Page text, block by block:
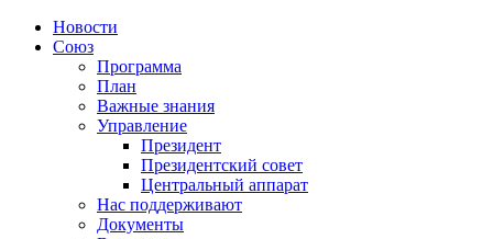
Новости
Союз
Программа
План
Важные знания
Управление
Президент
Президентский совет
Центральный аппарат
Нас поддерживают
Документы